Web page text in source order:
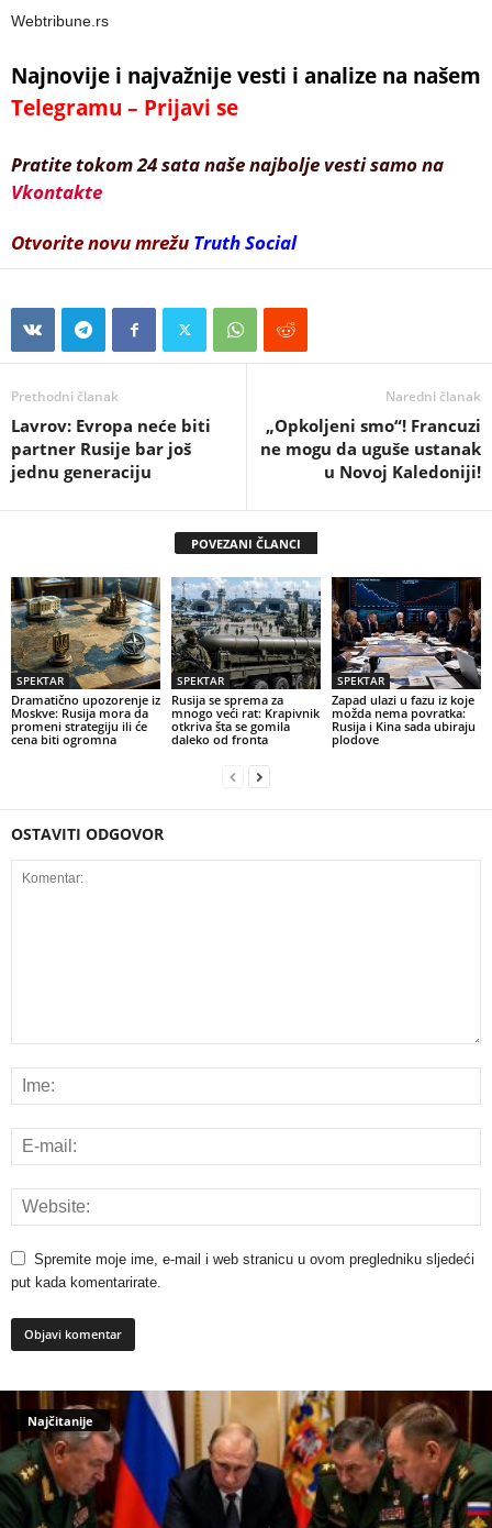
Webtribune.rs
Najnovije i najvažnije vesti i analize na našem
Telegramu – Prijavi se
Pratite tokom 24 sata naše najbolje vesti samo na
Vkontakte
Otvorite novu mrežu Truth Social
Prethodni članak
Lavrov: Evropa neće biti
partner Rusije bar još
jednu generaciju
Naredni članak
„Opkoljeni smo“! Francuzi
ne mogu da uguše ustanak
u Novoj Kaledoniji!
POVEZANI ČLANCI
SPEKTAR
Dramatično upozorenje iz
Moskve: Rusija mora da
promeni strategiju ili će
cena biti ogromna
SPEKTAR
Rusija se sprema za
mnogo veći rat: Krapivnik
otkriva šta se gomila
daleko od fronta
SPEKTAR
Zapad ulazi u fazu iz koje
možda nema povratka:
Rusija i Kina sada ubiraju
plodove
OSTAVITI ODGOVOR
Spremite moje ime, e-mail i web stranicu u ovom pregledniku sljedeći
put kada komentarirate.
Najčitanije